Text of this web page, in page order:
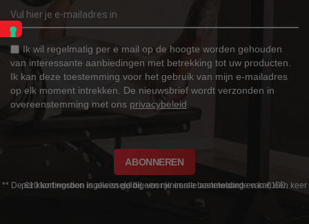
Ik wil regelmatig per e mail op de hoogte worden gehouden
van interessante aanbiedingen met betrekking tot uw producten.
Ik kan deze toestemming voor het gebruik van mijn e-mailadres
op elk moment intrekken. De nieuwsbrief wordt verzonden in
overeenstemming met ons privacybeleid
ABONNEREN
** De €10 kortingsbon is alleen geldig voor je eerste aanmelding en kan één keer per klant worden ingewisseld bij een minimale bestelwaarde van €100.